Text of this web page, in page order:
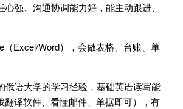
强、沟通协调能力好，能主动跟进、
（Excel/Word），会做表格、台账、单
俄语大学的学习经验，基础英语读写能
翻译软件、看懂邮件、单据即可），有